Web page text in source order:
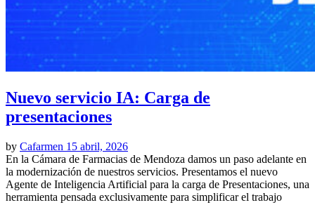
Nuevo servicio IA: Carga de
presentaciones
by Cafarmen 15 abril, 2026
En la Cámara de Farmacias de Mendoza damos un paso adelante en
la modernización de nuestros servicios. Presentamos el nuevo
Agente de Inteligencia Artificial para la carga de Presentaciones, una
herramienta pensada exclusivamente para simplificar el trabajo